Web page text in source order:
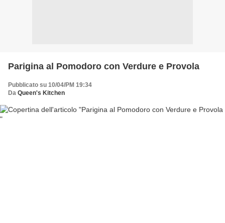
Parigina al Pomodoro con Verdure e Provola
Pubblicato su 10/04/PM 19:34
Da Queen's Kitchen